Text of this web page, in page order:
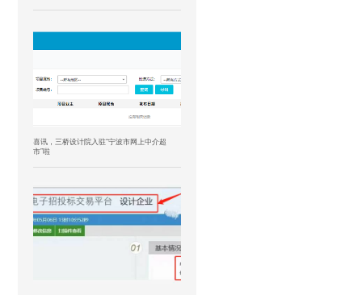
喜讯，三桥设计院入驻“宁波市网上中介超
市”啦